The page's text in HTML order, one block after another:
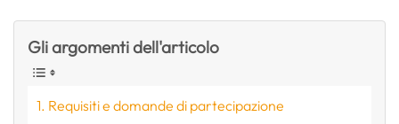
Gli argomenti dell'articolo
Requisiti e domande di partecipazione